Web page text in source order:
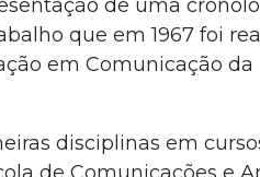
de uma
que em 1967 foi
em Comunicação da
disciplinas em